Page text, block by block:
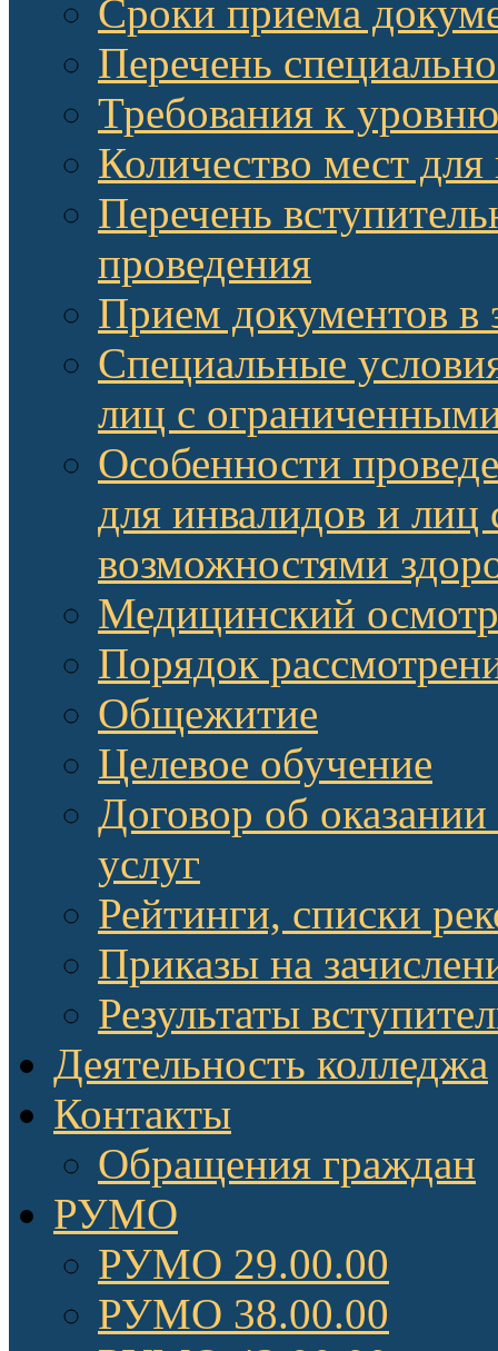
Сроки приема
Перечень
Требования к
Количество мест
Перечень
проведения
Прием документов в
Специальные
лиц с
Особенности
для инвалидов и
возможностями
Медицинский осмотр
Порядок
Общежитие
Целевое обучение
Договор об
услуг
Рейтинги, списки
Приказы на
Результаты
Деятельность колледжа
Контакты
Обращения граждан
РУМО
РУМО 29.00.00
РУМО 38.00.00